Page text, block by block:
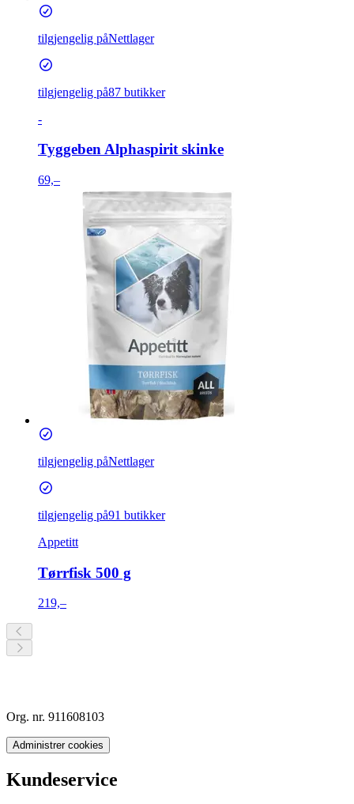
tilgjengelig påNettlager
tilgjengelig på87 butikker
-
Tyggeben Alphaspirit skinke
69,–
tilgjengelig påNettlager
tilgjengelig på91 butikker
Appetitt
Tørrfisk 500 g
219,–
Org. nr. 911608103
Administrer cookies
Kundeservice